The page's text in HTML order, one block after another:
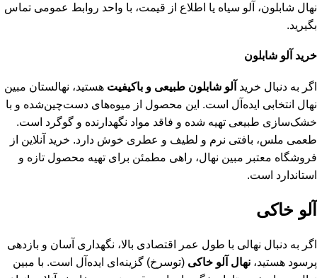
نهال شابلون، آلو سیاه یا اطلاع از قیمت، با واحد روابط عمومی تماس
بگیرید.
خرید آلو شابلون
اگر به دنبال خرید آلو شابلون طبیعی و باکیفیت هستید، نهالستان مبین
نهال انتخابی ایده‌آل است. این محصول از میوه‌های دست‌چین‌شده و با
خشک‌سازی طبیعی تهیه شده و فاقد مواد نگهدارنده و گوگرد است.
طعمی ملس، بافتی نرم و لطیف و عطری خوش دارد. خرید آنلاین از
فروشگاه‌ معتبر مبین نهال، راهی مطمئن برای تهیه محصول تازه و
استاندارد است.
آلو خاکی
اگر به دنبال نهالی با طول عمر اقتصادی بالا، نگهداری آسان و بازدهی
پرسود هستید، نهال آلو خاکی (توسرخ) گزینه‌ای ایده‌آل است. با مبین